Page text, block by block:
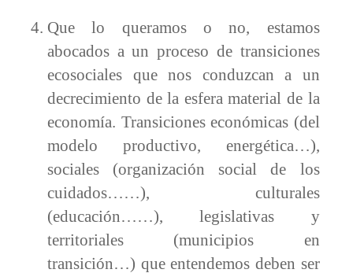
Que lo queramos o no, estamos
abocados a un proceso de transiciones
ecosociales que nos conduzcan a un
decrecimiento de la esfera material de la
economía. Transiciones económicas (del
modelo productivo, energética…),
sociales (organización social de los
cuidados……), culturales
(educación……), legislativas y
territoriales (municipios en
transición…) que entendemos deben ser